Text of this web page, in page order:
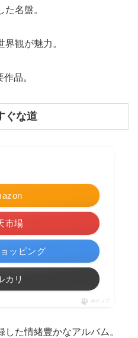
た名盤。
観が魅力。
品。
ぐな道
市場
ッピング
カリ
ポチップ
した情緒豊かなアルバム。